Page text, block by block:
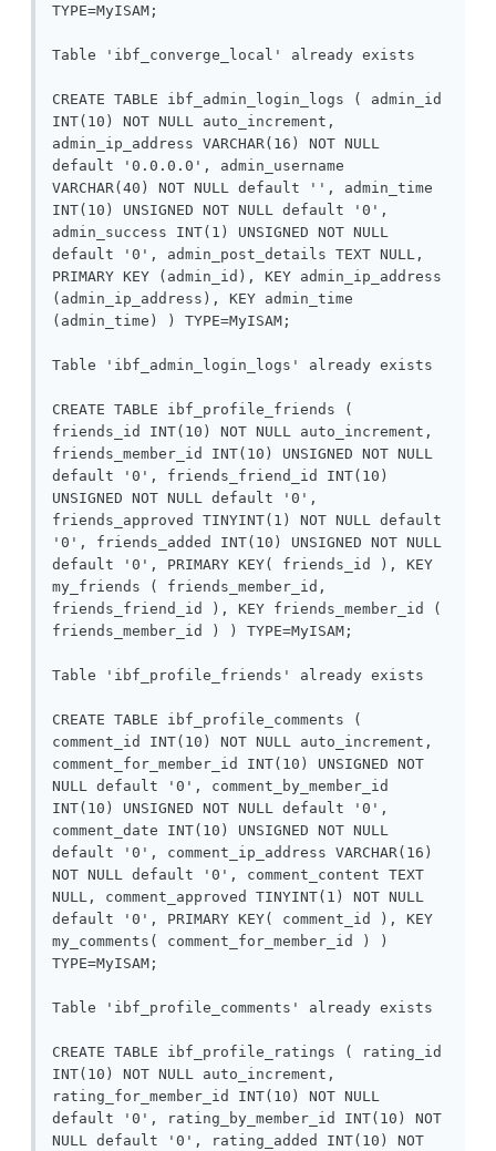
TYPE=MyISAM;
Table 'ibf_converge_local' already exists
CREATE TABLE ibf_admin_login_logs ( admin_id
INT(10) NOT NULL auto_increment,
admin_ip_address VARCHAR(16) NOT NULL
default '0.0.0.0', admin_username
VARCHAR(40) NOT NULL default '', admin_time
INT(10) UNSIGNED NOT NULL default '0',
admin_success INT(1) UNSIGNED NOT NULL
default '0', admin_post_details TEXT NULL,
PRIMARY KEY (admin_id), KEY admin_ip_address
(admin_ip_address), KEY admin_time
(admin_time) ) TYPE=MyISAM;
Table 'ibf_admin_login_logs' already exists
CREATE TABLE ibf_profile_friends (
friends_id INT(10) NOT NULL auto_increment,
friends_member_id INT(10) UNSIGNED NOT NULL
default '0', friends_friend_id INT(10)
UNSIGNED NOT NULL default '0',
friends_approved TINYINT(1) NOT NULL default
'0', friends_added INT(10) UNSIGNED NOT NULL
default '0', PRIMARY KEY( friends_id ), KEY
my_friends ( friends_member_id,
friends_friend_id ), KEY friends_member_id (
friends_member_id ) ) TYPE=MyISAM;
Table 'ibf_profile_friends' already exists
CREATE TABLE ibf_profile_comments (
comment_id INT(10) NOT NULL auto_increment,
comment_for_member_id INT(10) UNSIGNED NOT
NULL default '0', comment_by_member_id
INT(10) UNSIGNED NOT NULL default '0',
comment_date INT(10) UNSIGNED NOT NULL
default '0', comment_ip_address VARCHAR(16)
NOT NULL default '0', comment_content TEXT
NULL, comment_approved TINYINT(1) NOT NULL
default '0', PRIMARY KEY( comment_id ), KEY
my_comments( comment_for_member_id ) )
TYPE=MyISAM;
Table 'ibf_profile_comments' already exists
CREATE TABLE ibf_profile_ratings ( rating_id
INT(10) NOT NULL auto_increment,
rating_for_member_id INT(10) NOT NULL
default '0', rating_by_member_id INT(10) NOT
NULL default '0', rating_added INT(10) NOT